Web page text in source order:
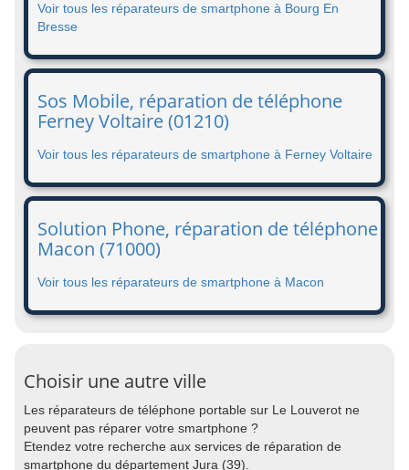
Voir tous les réparateurs de smartphone à Bourg En
Bresse
Sos Mobile, réparation de téléphone
Ferney Voltaire (01210)
Voir tous les réparateurs de smartphone à Ferney Voltaire
Solution Phone, réparation de téléphone
Macon (71000)
Voir tous les réparateurs de smartphone à Macon
Choisir une autre ville
Les réparateurs de téléphone portable sur Le Louverot ne
peuvent pas réparer votre smartphone ?
Etendez votre recherche aux services de réparation de
smartphone du département Jura (39).